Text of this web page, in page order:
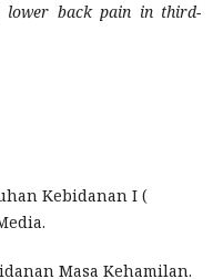
lower back pain in third-
Kebidanan I (
Masa Kehamilan.